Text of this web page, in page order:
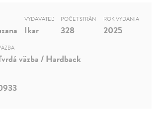
VYDAVATEĽ
Ikar
POČET STRÁN
328
ROK VYDANIA
2025
väzba / Hardback